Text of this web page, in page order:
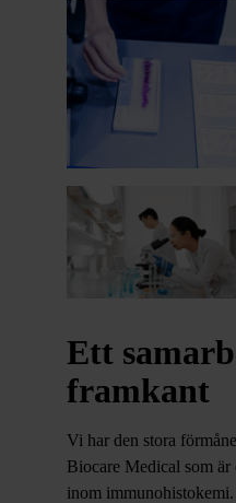
Ett
framkant
Vi har den stora
Biocare Medical som är
inom